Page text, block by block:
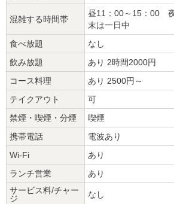
混雑する時間帯
昼11：00～15：00
末は一日中
食べ放題
なし
飲み放題
あり 2時間2000円
コース料理
あり 2500円～
テイクアウト
可
禁煙・喫煙・分煙
喫煙
携帯電話
電波あり
Wi-Fi
あり
ランチ営業
あり
サービス料/チャー
ジ
なし